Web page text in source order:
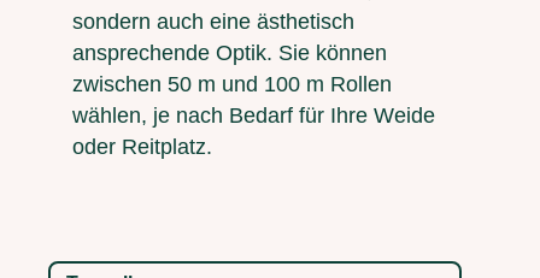
sondern auch eine ästhetisch
ansprechende Optik. Sie können
zwischen 50 m und 100 m Rollen
wählen, je nach Bedarf für Ihre Weide
oder Reitplatz.